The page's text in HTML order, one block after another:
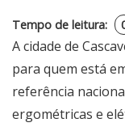
Tempo de leitura:
A cidade de
para quem está
referência
ergométricas e